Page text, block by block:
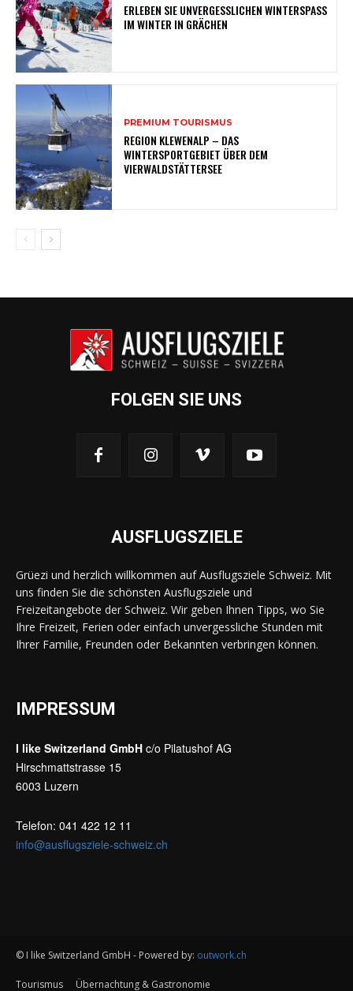
ERLEBEN SIE UNVERGESSLICHEN WINTERSPASS
IM WINTER IN GRÄCHEN
PREMIUM TOURISMUS
REGION KLEWENALP – DAS
WINTERSPORTGEBIET ÜBER DEM
VIERWALDSTÄTTERSEE
FOLGEN SIE UNS
AUSFLUGSZIELE
Grüezi und herzlich willkommen auf Ausflugsziele Schweiz. Mit
uns finden Sie die schönsten Ausflugsziele und
Freizeitangebote der Schweiz. Wir geben Ihnen Tipps, wo Sie
Ihre Freizeit, Ferien oder einfach unvergessliche Stunden mit
Ihrer Familie, Freunden oder Bekannten verbringen können.
IMPRESSUM
I like Switzerland GmbH c/o Pilatushof AG
Hirschmattstrasse 15
6003 Luzern
Telefon: 041 422 12 11
info@ausflugsziele-schweiz.ch
© I like Switzerland GmbH - Powered by: outwork.ch
Tourismus Übernachtung & Gastronomie